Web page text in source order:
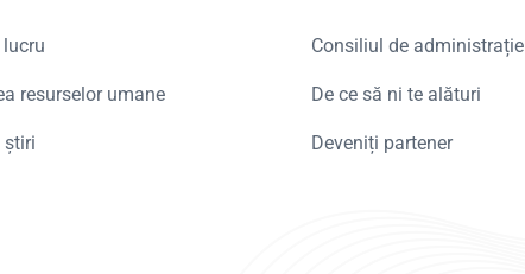
lucru
resurselor umane
știri
Consiliul de administrație
De ce să ni te alături
Deveniți partener